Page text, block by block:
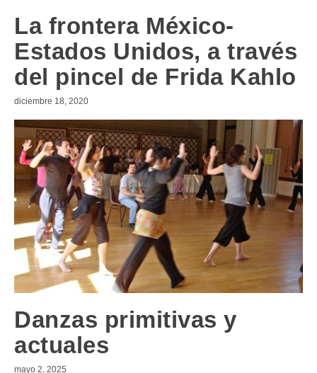
La frontera México-
Estados Unidos, a través
del pincel de Frida Kahlo
diciembre 18, 2020
Danzas primitivas y
actuales
mayo 2, 2025